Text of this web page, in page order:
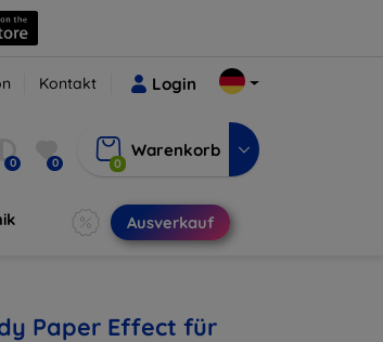
Kontakt Login
0 0 0
Warenkorb
Ausverkauf
Paper Effect für